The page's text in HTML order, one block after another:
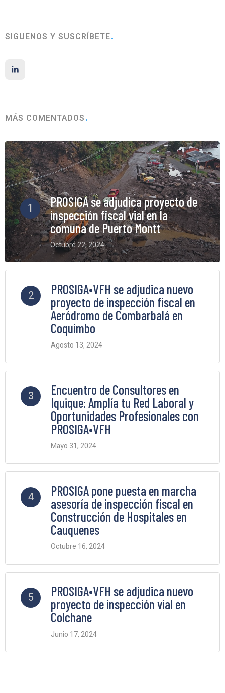
SIGUENOS Y SUSCRÍBETE
MÁS COMENTADOS
1
PROSIGA se adjudica proyecto de
inspección fiscal vial en la
comuna de Puerto Montt
Octubre 22, 2024
6 Comments
2
PROSIGA•VFH se adjudica nuevo
proyecto de inspección fiscal en
Aeródromo de Combarbalá en
Coquimbo
Agosto 13, 2024
3
Encuentro de Consultores en
Iquique: Amplía tu Red Laboral y
Oportunidades Profesionales con
PROSIGA•VFH
Mayo 31, 2024
4
PROSIGA pone puesta en marcha
asesoría de inspección fiscal en
Construcción de Hospitales en
Cauquenes
Octubre 16, 2024
5
PROSIGA•VFH se adjudica nuevo
proyecto de inspección vial en
Colchane
Junio 17, 2024